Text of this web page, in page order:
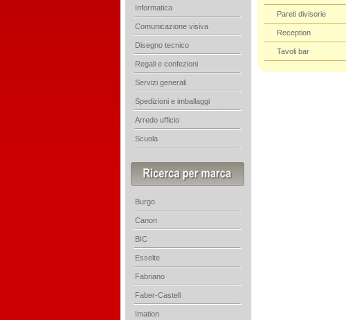
Pareti divisorie
Reception
Tavoli bar
Informatica
Comunicazione visiva
Disegno tecnico
Regali e confezioni
Servizi generali
Spedizioni e imballaggi
Arredo ufficio
Scuola
Burgo
Canon
BIC
Esselte
Fabriano
Faber-Castell
Imation